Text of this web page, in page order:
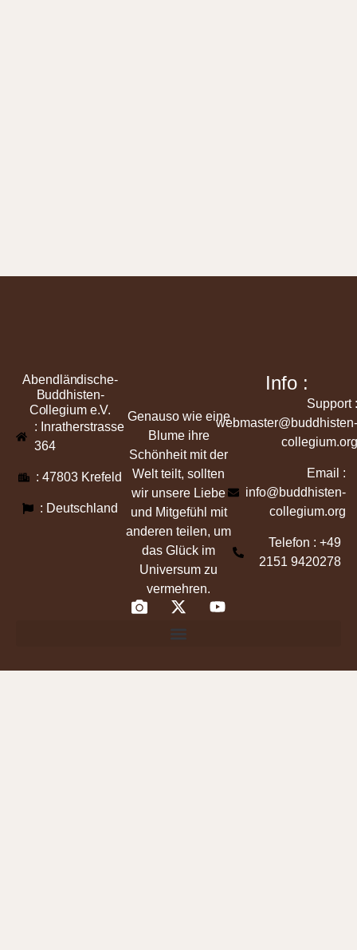
Abendländische-
Buddhisten-
Collegium e.V.
: Inratherstrasse
364
: 47803 Krefeld
: Deutschland
Genauso wie eine
Blume ihre
Schönheit mit der
Welt teilt, sollten
wir unsere Liebe
und Mitgefühl mit
anderen teilen, um
das Glück im
Universum zu
vermehren.
Info :
Support :
webmaster@buddhisten-
collegium.org
Email :
info@buddhisten-
collegium.org
Telefon : +49
2151 9420278